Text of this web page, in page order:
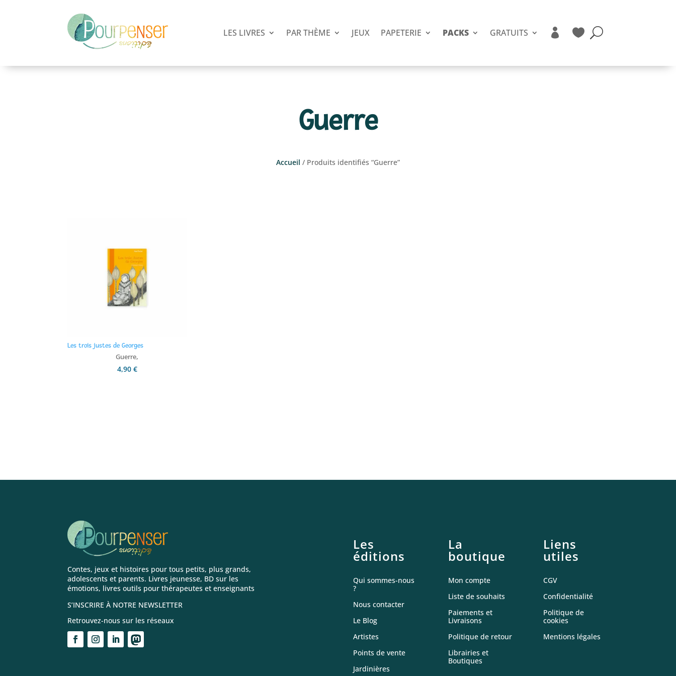
LES LIVRES PAR THÈME JEUX PAPETERIE PACKS GRATUITS  
Guerre
Accueil / Produits identifiés “Guerre”
Les trois justes de Georges
Guerre,
4,90 €
Contes, jeux et histoires pour tous petits, plus grands,
adolescents et parents. Livres jeunesse, BD sur les
émotions, livres outils pour thérapeutes et enseignants
S’INSCRIRE À NOTRE NEWSLETTER
Retrouvez-nous sur les réseaux
Les
éditions
Qui sommes-nous
?
Nous contacter
Le Blog
Artistes
Points de vente
Jardinières
La
boutique
Mon compte
Liste de souhaits
Paiements et
Livraisons
Politique de retour
Librairies et
Boutiques
Liens
utiles
CGV
Confidentialité
Politique de
cookies
Mentions légales